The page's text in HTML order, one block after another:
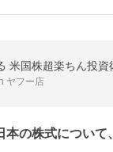
米国株超楽ちん投
ヤフー店
本の株式につい